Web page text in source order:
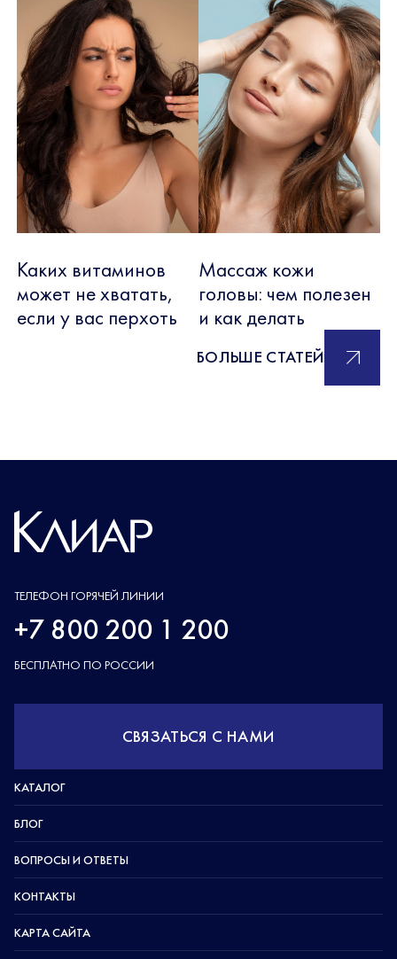
БОЛЬШЕ СТАТЕЙ
Каких витаминов
может не хватать,
если у вас перхоть
Массаж кожи
головы: чем полезен
и как делать
ТЕЛЕФОН ГОРЯЧЕЙ ЛИНИИ
+7 800 200 1 200
БЕСПЛАТНО ПО РОССИИ
СВЯЗАТЬСЯ С НАМИ
КАТАЛОГ
БЛОГ
ВОПРОСЫ И ОТВЕТЫ
КОНТАКТЫ
КАРТА САЙТА